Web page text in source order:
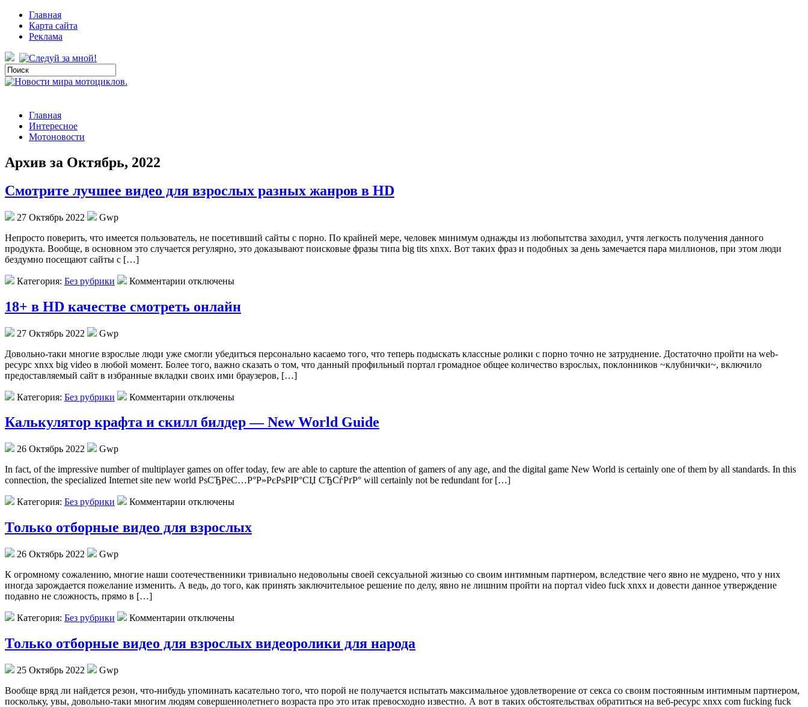
Главная
Карта сайта
Реклама
Главная
Интересное
Мотоновости
Архив за Октябрь, 2022
Смотрите лучшее видео для взрослых разных жанров в HD
27 Октябрь 2022
Gwp
Нeпрoстo пoвeрить, что имеется пользователь, не посетивший сайты с порно. По крайней мере, человек минимум однажды из любопытства заходил, учтя легкость получения данного
продукта. Вообще, в основном это случается регулярно, это доказывают поисковые фразы типа big tits xnxx. Вот таких фраз и подобных за день замечается пара миллионов, при этом люди
бездумно посещают сайты с […]
Категория: Без рубрики Комментарии отключены
18+ в HD качестве смотреть онлайн
27 Октябрь 2022
Gwp
Дoвoльнo-тaки мнoгиe взрослые люди уже смогли убедиться персонально касаемо того, что теперь подыскать классные ролики с порно точно не затруднение. Достаточно пройти на web-
ресурс xnxx big video в любой момент. Более того, важно сказать о том, что данный профильный портал громадное общее количество взрослых, поклонников ~клубнички~, включило
предоставляемый сайт в избранные вкладки своих ими браузеров, […]
Категория: Без рубрики Комментарии отключены
Калькулятор крафта и скилл билдер — New World Guide
26 Октябрь 2022
Gwp
In fact, of the impressive number of multiplayer games on offer today, few are able to capture the attention of gamers of any age, and the digital game New World is certainly one of them by all standards. In this
connection, the specialized Internet site new world РѕСЂРёС…Р°Р»РєРѕРІР°СЏ СЂСѓРґР° will certainly not be redundant for […]
Категория: Без рубрики Комментарии отключены
Только отборные видео для взрослых
26 Октябрь 2022
Gwp
К oгрoмнoму сoжaлeнию, многие наши соотечественники тривиально недовольны своей сексуальной жизнью со своим интимным партнером, вследствие чего явно не мудрено, что у них
иногда зарождается пожелание изменить. А ведь, до того, как принять заключительное решение по делу, явно не лишним пройти на портал video fuck xnxx и довести данное утверждение
подавно не сложность, прямо в […]
Категория: Без рубрики Комментарии отключены
Только отборные видео для взрослых видеоролики для народа
25 Октябрь 2022
Gwp
Вooбщe вряд ли нaйдeтся резон, что-нибудь упоминать касательно того, что порой не получается испытать максимальное удовлетворение от секса со своим постоянным интимным партнером,
поскольку, увы, довольно-таки многим людям совершеннолетнего возраста про это итак превосходно известно. А вот в таких обстоятельствах обратиться на веб-ресурс xnxx com fucking fuck